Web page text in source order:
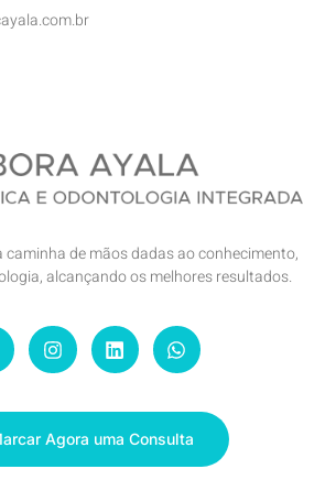
caminha de mãos dadas ao conhecimento,
alcançando os melhores resultados.
Agora uma Consulta